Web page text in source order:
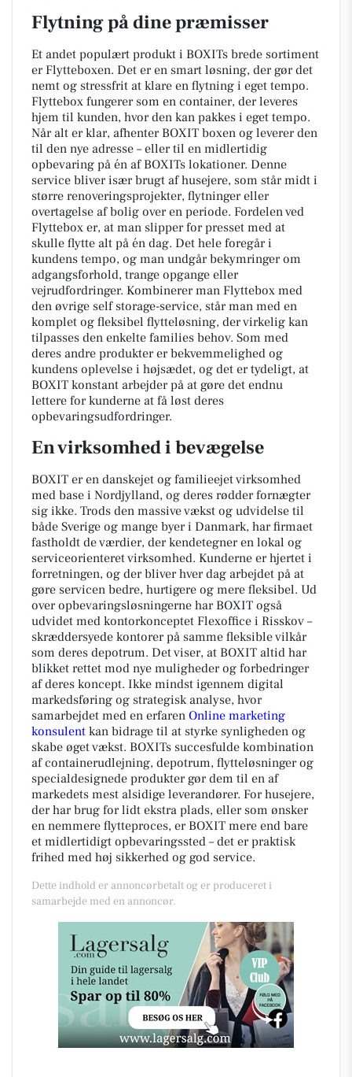
Flytning på dine præmisser
Et andet populært produkt i BOXITs brede sortiment
er Flytteboxen. Det er en smart løsning, der gør det
nemt og stressfrit at klare en flytning i eget tempo.
Flyttebox fungerer som en container, der leveres
hjem til kunden, hvor den kan pakkes i eget tempo.
Når alt er klar, afhenter BOXIT boxen og leverer den
til den nye adresse – eller til en midlertidig
opbevaring på én af BOXITs lokationer. Denne
service bliver især brugt af husejere, som står midt i
større renoveringsprojekter, flytninger eller
overtagelse af bolig over en periode. Fordelen ved
Flyttebox er, at man slipper for presset med at
skulle flytte alt på én dag. Det hele foregår i
kundens tempo, og man undgår bekymringer om
adgangsforhold, trange opgange eller
vejrudfordringer. Kombinerer man Flyttebox med
den øvrige self storage-service, står man med en
komplet og fleksibel flytteløsning, der virkelig kan
tilpasses den enkelte families behov. Som med
deres andre produkter er bekvemmelighed og
kundens oplevelse i højsædet, og det er tydeligt, at
BOXIT konstant arbejder på at gøre det endnu
lettere for kunderne at få løst deres
opbevaringsudfordringer.
En virksomhed i bevægelse
BOXIT er en danskejet og familieejet virksomhed
med base i Nordjylland, og deres rødder fornægter
sig ikke. Trods den massive vækst og udvidelse til
både Sverige og mange byer i Danmark, har firmaet
fastholdt de værdier, der kendetegner en lokal og
serviceorienteret virksomhed. Kunderne er hjertet i
forretningen, og der bliver hver dag arbejdet på at
gøre servicen bedre, hurtigere og mere fleksibel. Ud
over opbevaringsløsningerne har BOXIT også
udvidet med kontorkonceptet Flexoffice i Risskov –
skræddersyede kontorer på samme fleksible vilkår
som deres depotrum. Det viser, at BOXIT altid har
blikket rettet mod nye muligheder og forbedringer
af deres koncept. Ikke mindst igennem digital
markedsføring og strategisk analyse, hvor
samarbejdet med en erfaren Online marketing
konsulent kan bidrage til at styrke synligheden og
skabe øget vækst. BOXITs succesfulde kombination
af containerudlejning, depotrum, flytteløsninger og
specialdesignede produkter gør dem til en af
markedets mest alsidige leverandører. For husejere,
der har brug for lidt ekstra plads, eller som ønsker
en nemmere flytteproces, er BOXIT mere end bare
et midlertidigt opbevaringssted – det er praktisk
frihed med høj sikkerhed og god service.
Dette indhold er annoncørbetalt og er produceret i
samarbejde med en annoncør.